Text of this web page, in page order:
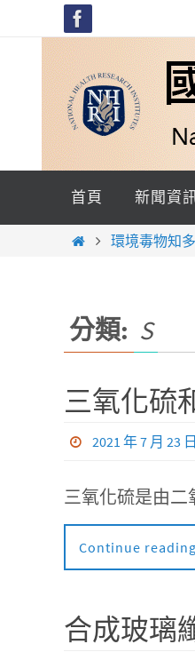
content
首頁 新聞資
Home環境毒物知
分類: S
三氧化硫
2021 年 7 月 23 日
三氧化硫是由二
Continue reading
合成玻璃